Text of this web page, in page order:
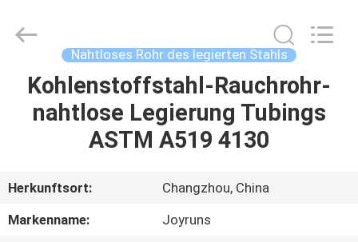
HAUS
PRODUKTE
ÜBER
US
Tube
Reserved.
Nahtloses Rohr des legierten Stahls
Kohlenstoffstahl-Rauchrohr-
nahtlose Legierung Tubings
ASTM A519 4130
Herkunftsort:
Changzhou, China
Markenname:
Joyruns